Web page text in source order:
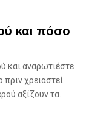
και πόσο
και αναρωτιέστε
χρειαστεί
αξίζουν τα...